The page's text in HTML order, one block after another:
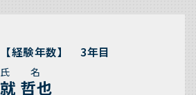
【経験年数】 3年目
氏 名
就 哲也